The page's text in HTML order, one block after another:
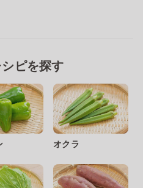
ピを探す
オクラ